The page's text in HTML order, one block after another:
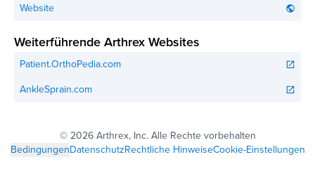
Website public
Weiterführende Arthrex Websites
Patient.OrthoPedia.com open_in_new
AnkleSprain.com open_in_new
© 2026 Arthrex, Inc. Alle Rechte vorbehalten
BedingungenDatenschutzRechtliche HinweiseCookie-Einstellungen